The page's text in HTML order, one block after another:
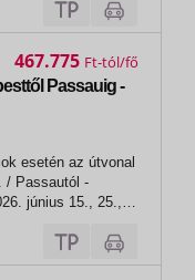
kényelmesen
egy üdvözlő
Passauig -
esetén az útvonal
/ Passautól -
június 15., 25.,
nap:
18h00-tól, üdvözlő
467.775 Ft